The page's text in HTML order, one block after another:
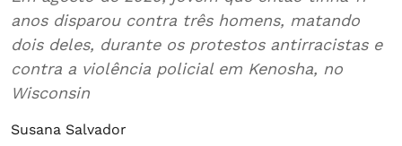
anos disparou contra três homens, matando
dois deles, durante os protestos antirracistas e
contra a violência policial em Kenosha, no
Wisconsin
Susana Salvador